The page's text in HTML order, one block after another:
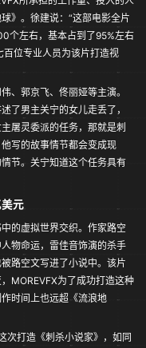
》。徐建说：“这部电影全片
个左右，基本占到了95%左右
百位专业人员为该片打造视
、郭京飞、佟丽娅等主演。
了男主关宁的女儿走丢了，
屠灵委派的任务，那就是刺
写的故事情节都会变成现
节。关宁知道这个任务具有
元
的虚拟世界交织。作家路空
物命运，雷佳音饰演的杀手
路空文写进了小说中。该片
MOREVFX为了成功打造这种
时间上也远超《流浪地
次打造《刺杀小说家》，如同